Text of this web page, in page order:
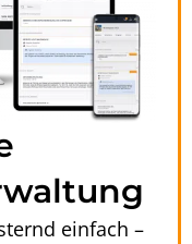
einfach –